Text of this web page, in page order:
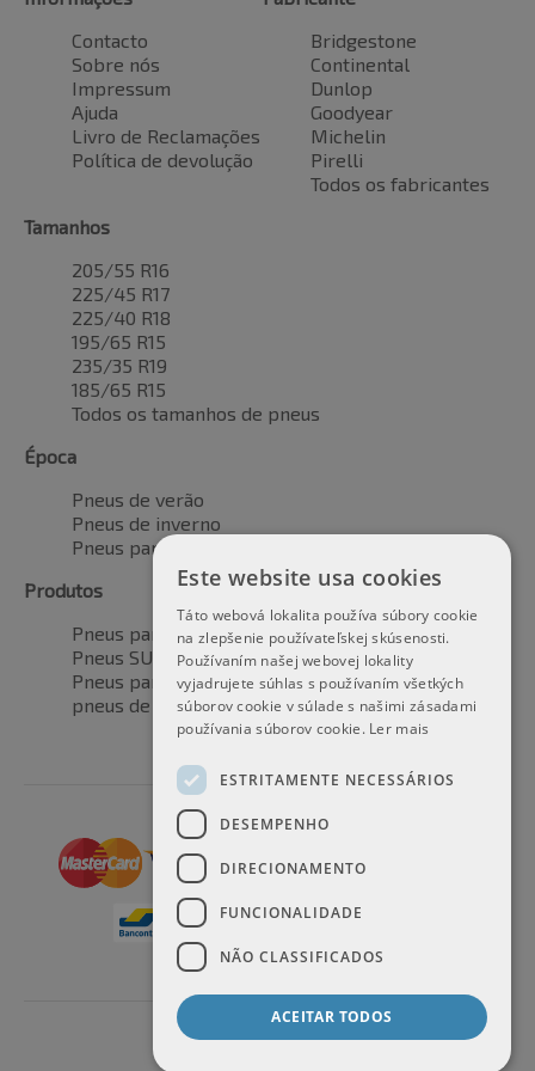
Contacto
Sobre nós
Impressum
Ajuda
Livro de Reclamações
Política de devolução
Bridgestone
Continental
Dunlop
Goodyear
Michelin
Pirelli
Todos os fabricantes
Tamanhos
205/55 R16
225/45 R17
225/40 R18
195/65 R15
235/35 R19
185/65 R15
Todos os tamanhos de pneus
Época
Pneus de verão
Pneus de inverno
Pneus para todas as estações
Produtos
Pneus para automóveis
Pneus SUV / 4x4
Pneus para veículos de transporte
pneus de motocicleta
Este website usa cookies
Táto webová lokalita používa súbory cookie
na zlepšenie používateľskej skúsenosti.
Používaním našej webovej lokality
vyjadrujete súhlas s používaním všetkých
súborov cookie v súlade s našimi zásadami
používania súborov cookie. Ler mais
ESTRITAMENTE NECESSÁRIOS
DESEMPENHO
DIRECIONAMENTO
FUNCIONALIDADE
NÃO CLASSIFICADOS
ACEITAR TODOS